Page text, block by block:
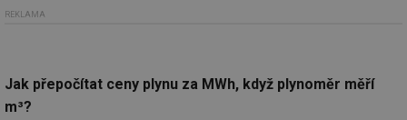
REKLAMA
Jak přepočítat ceny plynu za MWh, když plynoměr měří
m³?